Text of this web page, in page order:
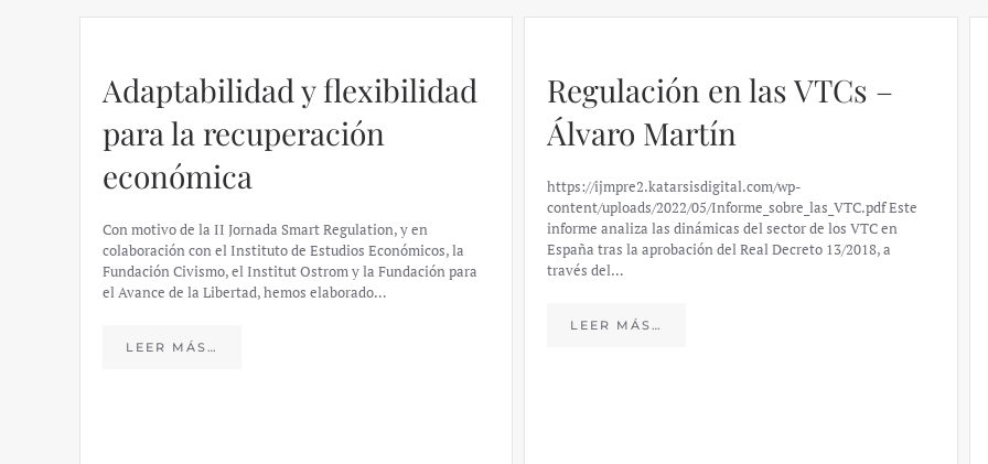
Adaptabilidad y flexibilidad
para la recuperación
económica
Con motivo de la II Jornada Smart Regulation, y en
colaboración con el Instituto de Estudios Económicos, la
Fundación Civismo, el Institut Ostrom y la Fundación para
el Avance de la Libertad, hemos elaborado…
LEER MÁS…
Regulación en las VTCs –
Álvaro Martín
https://ijmpre2.katarsisdigital.com/wp-
content/uploads/2022/05/Informe_sobre_las_VTC.pdf Este
informe analiza las dinámicas del sector de los VTC en
España tras la aprobación del Real Decreto 13/2018, a
través del…
LEER MÁS…